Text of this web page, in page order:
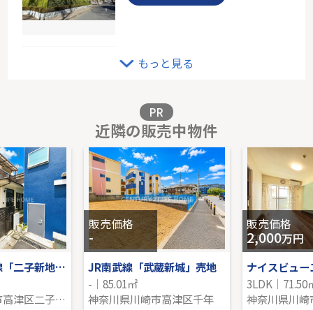
販売価格を見る
アーバンフォレスト柿生
4階｜3LDK｜70.81㎡｜南西
販売価格を見る
もっと見る
PR
近隣の販売中物件
東急田園都市線「二子新地」中古戸建
神奈川県川崎市高津区二子１丁目
販売価格
-
JR南武線「武蔵新城」売地
-｜85.01㎡
神奈川県川崎市高津区千年
販売価格
2,000万円
3LDK｜71.50
神奈川県川